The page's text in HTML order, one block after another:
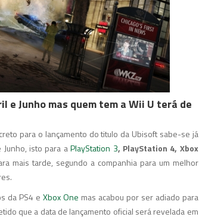
Junho mas quem tem a Wii U terá de
para o lançamento do titulo da Ubisoft sabe-se já
Junho, isto para aPlayStation 3, PlayStation 4, Xbox
mais tarde, segundo a companhia para um melhor
da PS4 eXbox One mas acabou por ser adiado para
que a data de lançamento oficial será revelada em